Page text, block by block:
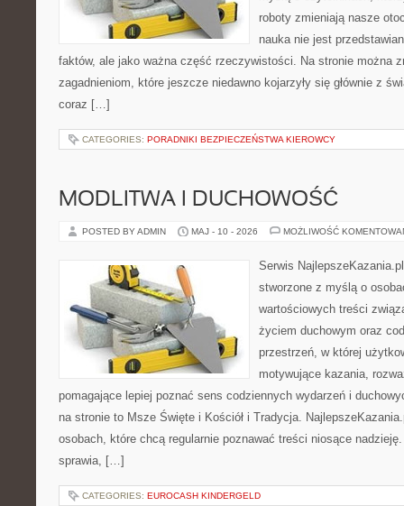
roboty zmieniają nasze
nauka nie jest
faktów, ale jako ważna część rzeczywistości. Na stronie można
zagadnieniom, które jeszcze niedawno kojarzyły się głównie z
coraz […]
CATEGORIES: PORADNIKI BEZPIECZEŃSTWA KIEROWCY
MODLITWA I DUCHOWOŚĆ
POSTED BY ADMIN MAJ - 10 - 2026 MOŻLIWOŚĆ
Serwis
stworzone z myślą o
wartościowych treści
życiem duchowym oraz
przestrzeń, w której
motywujące kazania,
pomagające lepiej poznać sens codziennych wydarzeń i
na stronie to Msze Święte i Kościół i Tradycja.
osobach, które chcą regularnie poznawać treści niosące nadzieję.
sprawia, […]
CATEGORIES: EUROCASH KINDERGELD